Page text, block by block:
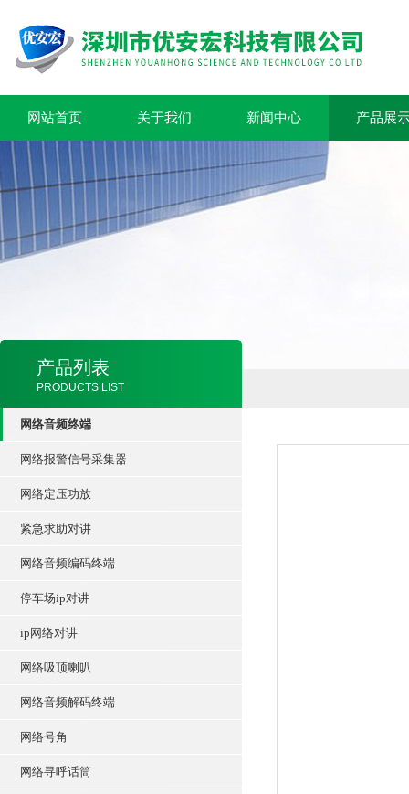
网站首页 关于我们 新闻中心 产品展
产品列表
PRODUCTS LIST
网络音频终端
网络报警信号采集器
网络定压功放
紧急求助对讲
网络音频编码终端
停车场ip对讲
ip网络对讲
网络吸顶喇叭
网络音频解码终端
网络号角
网络寻呼话筒